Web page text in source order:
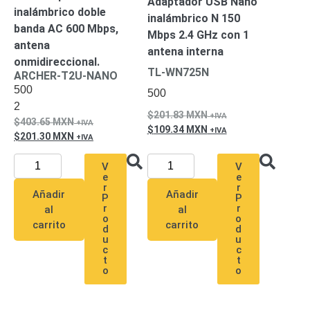
inalámbrico doble
banda AC 600 Mbps,
antena
onmidireccional.
ARCHER-T2U-NANO
500
2
403.65MXN
201.30 MXN
Añadir
al
carrito
V
e
r
P
r
o
d
u
c
t
o
inalámbrico N 150
Mbps 2.4 GHz con 1
antena interna
TL-WN725N
500
201.83MXN
109.34 MXN
Añadir
al
carrito
V
e
r
P
r
o
d
u
c
t
o